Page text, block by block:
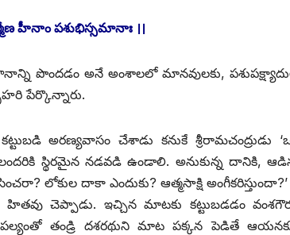
హీనాం పశుభిస్సమానాః ।।
పొందడం అనే అంశాలలో మానవులకు,
పేర్కొన్నారు.
అరణ్యవాసం చేశాడు కనుకే
స్థిరమైన నడవడి ఉండాలి. అనుకున్న దానికి,
లోకుల దాకా ఎందుకు? ఆత్మసాక్షి
హితవు చెప్పాడు. ఇచ్చిన మాటకు కట్టుబడడం
తండ్రి దశరథుని మాట పక్కన పెడితే ఆయనకు